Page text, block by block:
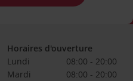
Horaires d'ouverture
Lundi
08:00 - 20:00
Mardi
08:00 - 20:00